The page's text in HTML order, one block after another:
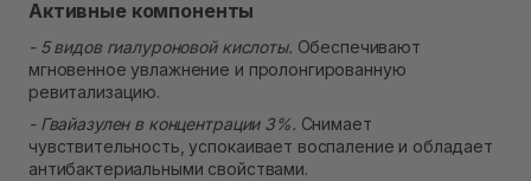
Активные компоненты
- 5 видов гиалуроновой кислоты. Обеспечивают
мгновенное увлажнение и пролонгированную
ревитализацию.
- Гвайазулен в концентрации 3%. Снимает
чувствительность, успокаивает воспаление и обладает
антибактериальными свойствами.